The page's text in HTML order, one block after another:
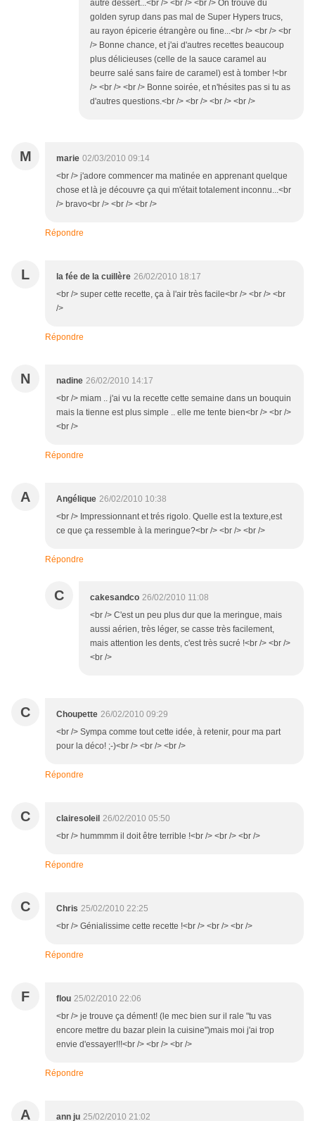
autre dessert...<br /> <br /> <br /> On trouve du
golden syrup dans pas mal de Super Hypers trucs,
au rayon épicerie étrangère ou fine...<br /> <br /> <br
/> Bonne chance, et j'ai d'autres recettes beaucoup
plus délicieuses (celle de la sauce caramel au
beurre salé sans faire de caramel) est à tomber !<br
/> <br /> <br /> Bonne soirée, et n'hésites pas si tu as
d'autres questions.<br /> <br /> <br /> <br />
M marie 02/03/2010 09:14
<br /> j'adore commencer ma matinée en apprenant quelque
chose et là je découvre ça qui m'était totalement inconnu...<br
/> bravo<br /> <br /> <br />
Répondre
L la fée de la cuillère 26/02/2010 18:17
<br /> super cette recette, ça à l'air très facile<br /> <br /> <br
/>
Répondre
N nadine 26/02/2010 14:17
<br /> miam .. j'ai vu la recette cette semaine dans un bouquin
mais la tienne est plus simple .. elle me tente bien<br /> <br />
<br />
Répondre
A Angélique 26/02/2010 10:38
<br /> Impressionnant et trés rigolo. Quelle est la texture,est
ce que ça ressemble à la meringue?<br /> <br /> <br />
Répondre
C cakesandco 26/02/2010 11:08
<br /> C'est un peu plus dur que la meringue, mais
aussi aérien, très léger, se casse très facilement,
mais attention les dents, c'est très sucré !<br /> <br />
<br />
C Choupette 26/02/2010 09:29
<br /> Sympa comme tout cette idée, à retenir, pour ma part
pour la déco! ;-)<br /> <br /> <br />
Répondre
C clairesoleil 26/02/2010 05:50
<br /> hummmm il doit être terrible !<br /> <br /> <br />
Répondre
C Chris 25/02/2010 22:25
<br /> Génialissime cette recette !<br /> <br /> <br />
Répondre
F flou 25/02/2010 22:06
<br /> je trouve ça dément! (le mec bien sur il rale "tu vas
encore mettre du bazar plein la cuisine")mais moi j'ai trop
envie d'essayer!!!<br /> <br /> <br />
Répondre
A ann ju 25/02/2010 21:02